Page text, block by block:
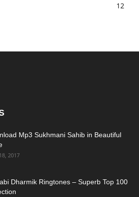
12
Mp3 Sukhmani Sahib in Beautiful
2017
Dharmik Ringtones – Superb Top 100